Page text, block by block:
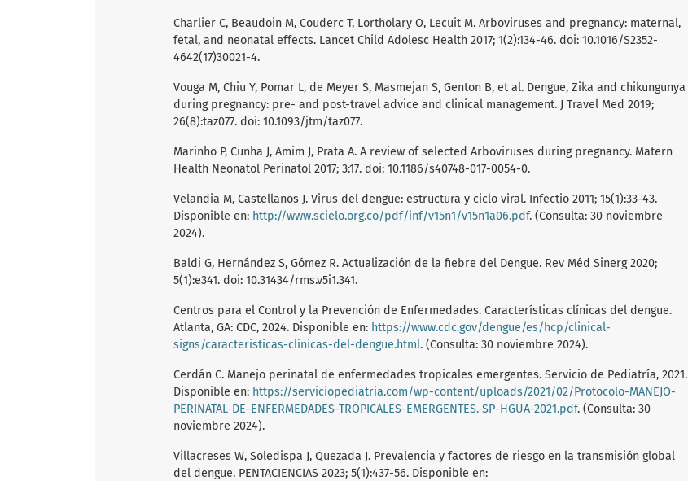
Charlier C, Beaudoin M, Couderc T, Lortholary O, Lecuit M. Arboviruses and pregnancy: maternal,
fetal, and neonatal effects. Lancet Child Adolesc Health 2017; 1(2):134-46. doi: 10.1016/S2352-
4642(17)30021-4.
Vouga M, Chiu Y, Pomar L, de Meyer S, Masmejan S, Genton B, et al. Dengue, Zika and chikungunya
during pregnancy: pre- and post-travel advice and clinical management. J Travel Med 2019;
26(8):taz077. doi: 10.1093/jtm/taz077.
Marinho P, Cunha J, Amim J, Prata A. A review of selected Arboviruses during pregnancy. Matern
Health Neonatol Perinatol 2017; 3:17. doi: 10.1186/s40748-017-0054-0.
Velandia M, Castellanos J. Virus del dengue: estructura y ciclo viral. Infectio 2011; 15(1):33-43.
Disponible en: http://www.scielo.org.co/pdf/inf/v15n1/v15n1a06.pdf. (Consulta: 30 noviembre
2024).
Baldi G, Hernández S, Gómez R. Actualización de la fiebre del Dengue. Rev Méd Sinerg 2020;
5(1):e341. doi: 10.31434/rms.v5i1.341.
Centros para el Control y la Prevención de Enfermedades. Características clínicas del dengue.
Atlanta, GA: CDC, 2024. Disponible en: https://www.cdc.gov/dengue/es/hcp/clinical-
signs/caracteristicas-clinicas-del-dengue.html. (Consulta: 30 noviembre 2024).
Cerdán C. Manejo perinatal de enfermedades tropicales emergentes. Servicio de Pediatría, 2021.
Disponible en: https://serviciopediatria.com/wp-content/uploads/2021/02/Protocolo-MANEJO-
PERINATAL-DE-ENFERMEDADES-TROPICALES-EMERGENTES.-SP-HGUA-2021.pdf. (Consulta: 30
noviembre 2024).
Villacreses W, Soledispa J, Quezada J. Prevalencia y factores de riesgo en la transmisión global
del dengue. PENTACIENCIAS 2023; 5(1):437-56. Disponible en: